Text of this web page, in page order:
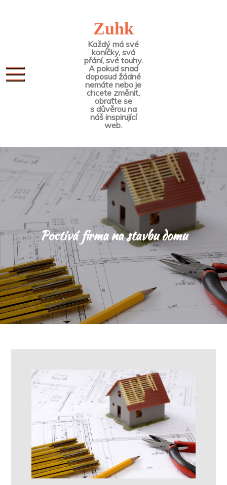
Zuhk
Každý má své
koníčky, svá
přání, své touhy.
A pokud snad
doposud žádné
nemáte nebo je
chcete změnit,
obraťte se
s důvěrou na
náš inspirující
web.
Poctivá firma na stavbu domu